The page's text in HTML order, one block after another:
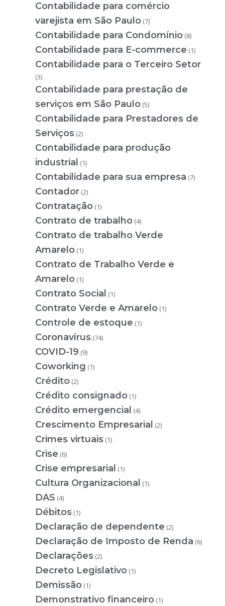
Contabilidade para comércio
varejista em São Paulo (7)
Contabilidade para Condomínio (8)
Contabilidade para E-commerce (1)
Contabilidade para o Terceiro Setor
(3)
Contabilidade para prestação de
serviços em São Paulo (5)
Contabilidade para Prestadores de
Serviços (2)
Contabilidade para produção
industrial (1)
Contabilidade para sua empresa (7)
Contador (2)
Contratação (1)
Contrato de trabalho (4)
Contrato de trabalho Verde
Amarelo (1)
Contrato de Trabalho Verde e
Amarelo (1)
Contrato Social (1)
Contrato Verde e Amarelo (1)
Controle de estoque (1)
Coronavírus (74)
COVID-19 (9)
Coworking (1)
Crédito (2)
Crédito consignado (1)
Crédito emergencial (4)
Crescimento Empresarial (2)
Crimes virtuais (1)
Crise (6)
Crise empresarial (1)
Cultura Organizacional (1)
DAS (4)
Débitos (1)
Declaração de dependente (2)
Declaração de Imposto de Renda (6)
Declarações (2)
Decreto Legislativo (1)
Demissão (1)
Demonstrativo financeiro (1)